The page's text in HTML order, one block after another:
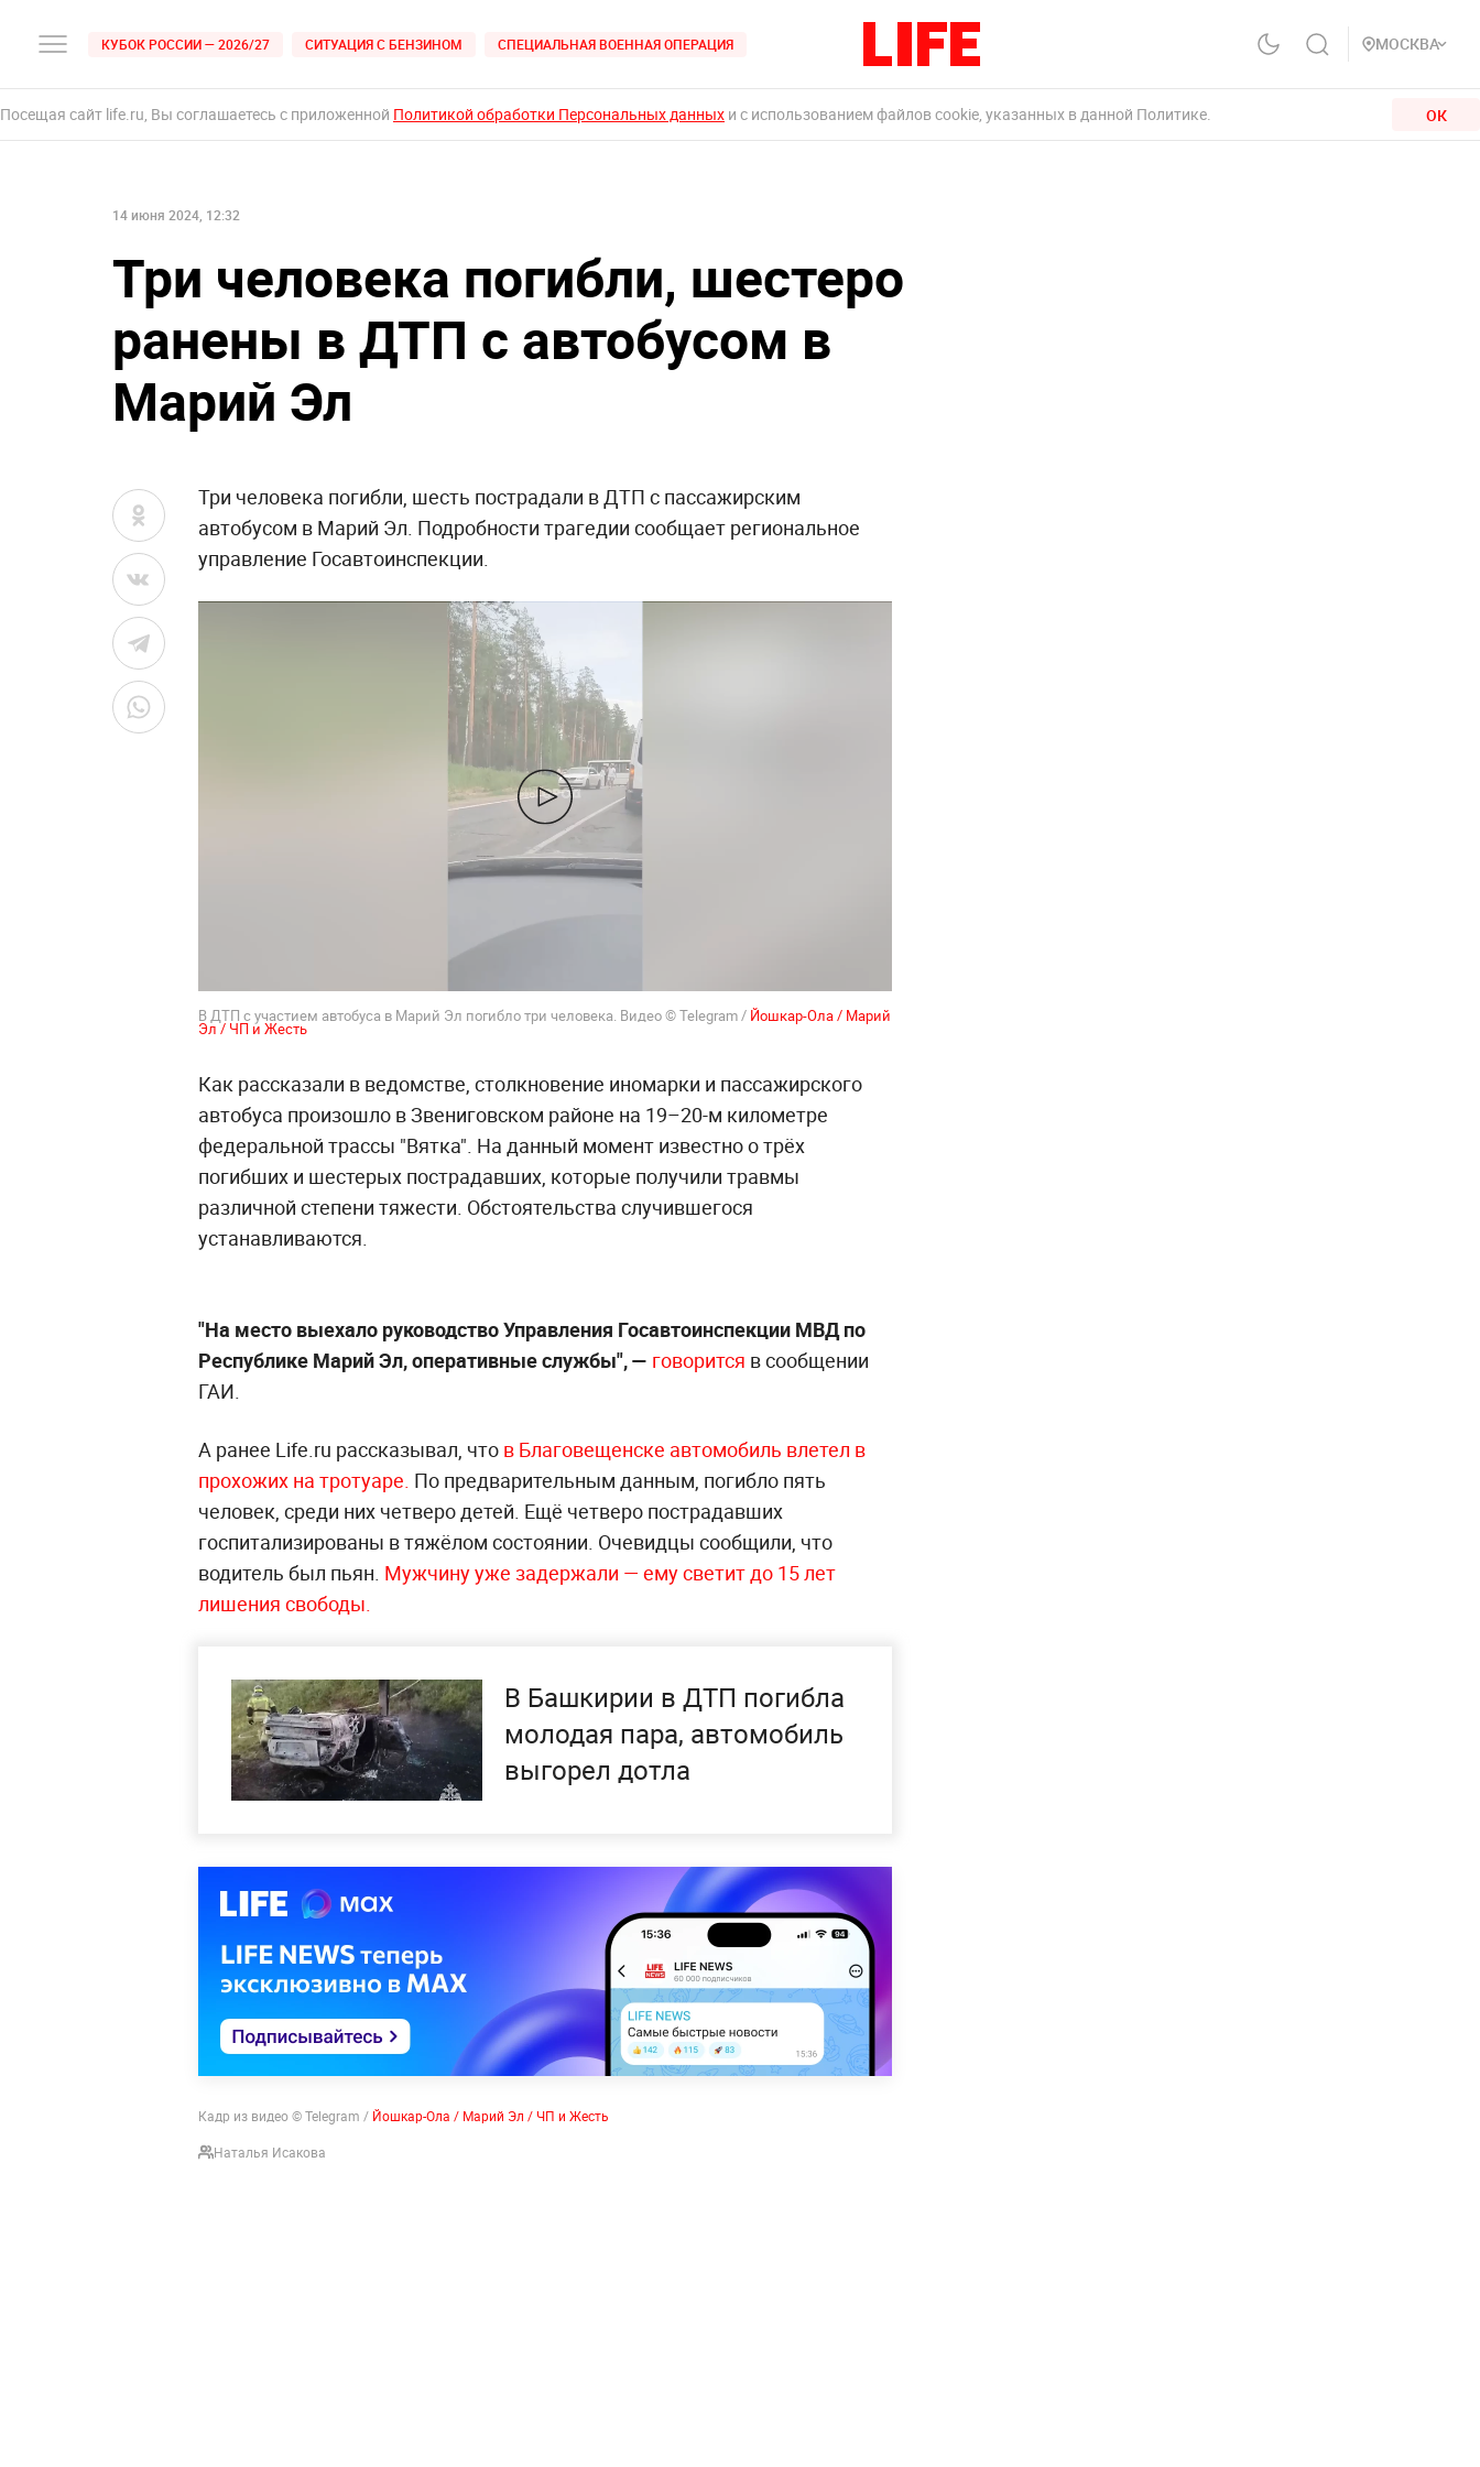
КУБОК РОССИИ — 2026/27 СИТУАЦИЯ С БЕНЗИНОМ СПЕЦИАЛЬНАЯ ВОЕННАЯ ОПЕРАЦИЯ МОСКВА
Посещая сайт life.ru, Вы соглашаетесь с приложенной Политикой обработки Персональных данных и с использованием файлов cookie, указанных в данной Политике. ОК
14 июня 2024, 12:32
Три человека погибли, шестеро
ранены в ДТП с автобусом в
Марий Эл
Три человека погибли, шесть пострадали в ДТП с пассажирским
автобусом в Марий Эл. Подробности трагедии сообщает региональное
управление Госавтоинспекции.
В ДТП с участием автобуса в Марий Эл погибло три человека. Видео © Telegram / Йошкар-Ола / Марий
Эл / ЧП и Жесть
Как рассказали в ведомстве, столкновение иномарки и пассажирского
автобуса произошло в Звениговском районе на 19–20-м километре
федеральной трассы "Вятка". На данный момент известно о трёх
погибших и шестерых пострадавших, которые получили травмы
различной степени тяжести. Обстоятельства случившегося
устанавливаются.
"На место выехало руководство Управления Госавтоинспекции МВД по
Республике Марий Эл, оперативные службы", — говорится в сообщении
ГАИ.
А ранее Life.ru рассказывал, что в Благовещенске автомобиль влетел в
прохожих на тротуаре. По предварительным данным, погибло пять
человек, среди них четверо детей. Ещё четверо пострадавших
госпитализированы в тяжёлом состоянии. Очевидцы сообщили, что
водитель был пьян. Мужчину уже задержали — ему светит до 15 лет
лишения свободы.
В Башкирии в ДТП погибла
молодая пара, автомобиль
выгорел дотла
Кадр из видео © Telegram / Йошкар-Ола / Марий Эл / ЧП и Жесть
Наталья Исакова